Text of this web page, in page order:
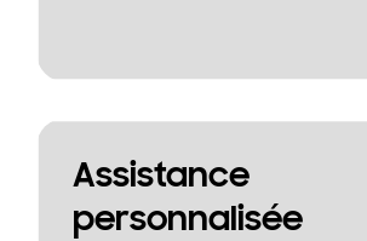
Assistance
personnalisée